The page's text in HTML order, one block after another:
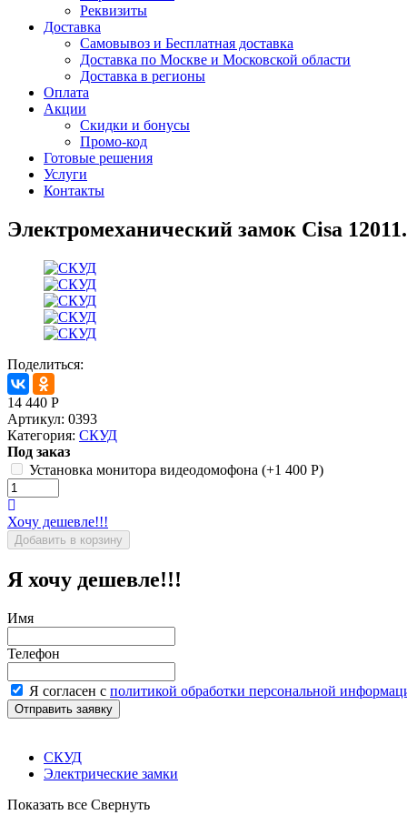
Реквизиты
Доставка
Самовывоз и Бесплатная доставка
Доставка по Москве и Московской области
Доставка в регионы
Оплата
Акции
Скидки и бонусы
Промо-код
Готовые решения
Услуги
Контакты
Электромеханический замок Cisa
Поделиться:
14 440 Р
Артикул: 0393
Категория: СКУД
Под заказ
Установка монитора видеодомофона (+1 400 Р)
Хочу дешевле!!!
Я хочу дешевле!!!
Имя
Телефон
Я согласен с политикой обработки персональной
СКУД
Электрические замки
Показать все Свернуть